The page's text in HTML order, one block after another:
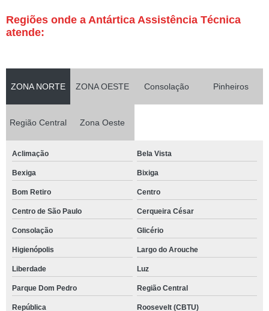
Regiões onde a Antártica Assistência Técnica
atende:
ZONA NORTE ZONA OESTE Consolação Pinheiros
Região Central Zona Oeste
Aclimação Bela Vista
Bexiga Bixiga
Bom Retiro Centro
Centro de São Paulo Cerqueira César
Consolação Glicério
Higienópolis Largo do Arouche
Liberdade Luz
Parque Dom Pedro Região Central
República Roosevelt (CBTU)